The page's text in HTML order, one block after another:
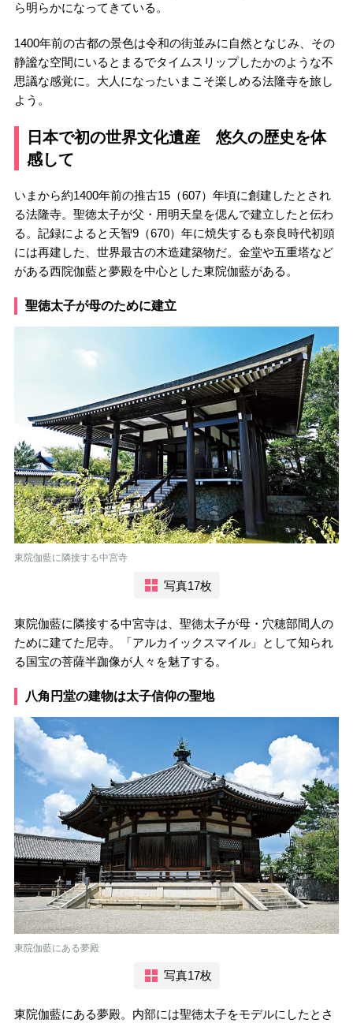
ら明らかになってきている。
1400年前の古都の景色は令和の街並みに自然となじみ、その
静謐な空間にいるとまるでタイムスリップしたかのような不
思議な感覚に。大人になったいまこそ楽しめる法隆寺を旅し
よう。
日本で初の世界文化遺産 悠久の歴史を体
感して
いまから約1400年前の推古15（607）年頃に創建したとされ
る法隆寺。聖徳太子が父・用明天皇を偲んで建立したと伝わ
る。記録によると天智9（670）年に焼失するも奈良時代初頭
には再建した、世界最古の木造建築物だ。金堂や五重塔など
がある西院伽藍と夢殿を中心とした東院伽藍がある。
聖徳太子が母のために建立
東院伽藍に隣接する中宮寺
写真17枚
東院伽藍に隣接する中宮寺は、聖徳太子が母・穴穂部間人の
ために建てた尼寺。「アルカイックスマイル」として知られ
る国宝の菩薩半跏像が人々を魅了する。
八角円堂の建物は太子信仰の聖地
東院伽藍にある夢殿
写真17枚
東院伽藍にある夢殿。内部には聖徳太子をモデルにしたとさ